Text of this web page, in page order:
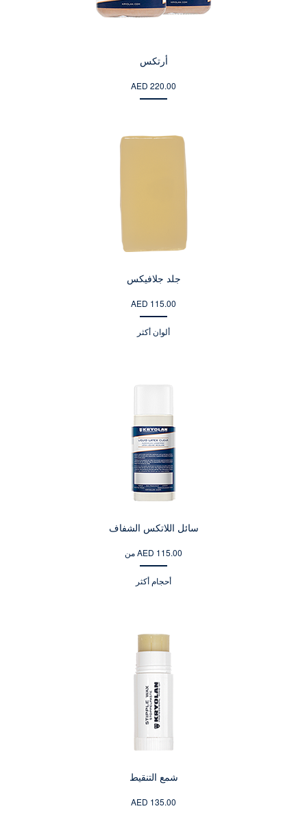
أرتكس
AED 220.00
جلد جلافيكس
AED 115.00
ألوان أكثر
سائل اللاتكس الشفاف
من AED 115.00
أحجام أكثر
شمع التنقيط
AED 135.00